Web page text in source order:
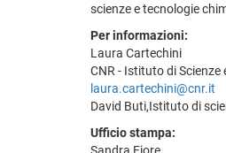
scienze e tecnologie
Per informazioni:
Laura Cartechini
CNR - Istituto di Scienze
laura.cartechini@cnr.it
David Buti,Istituto di
Ufficio stampa: